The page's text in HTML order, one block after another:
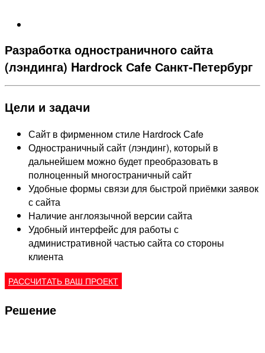
Разработка одностраничного сайта
(лэндинга) Hardrock Сafe Санкт-Петербург
Цели и задачи
Сайт в фирменном стиле Hardrock Сafe
Одностраничный сайт (лэндинг), который в
дальнейшем можно будет преобразовать в
полноценный многостраничный сайт
Удобные формы связи для быстрой приёмки заявок
с сайта
Наличие англоязычной версии сайта
Удобный интерфейс для работы с
административной частью сайта со стороны
клиента
РАССЧИТАТЬ ВАШ ПРОЕКТ
Решение